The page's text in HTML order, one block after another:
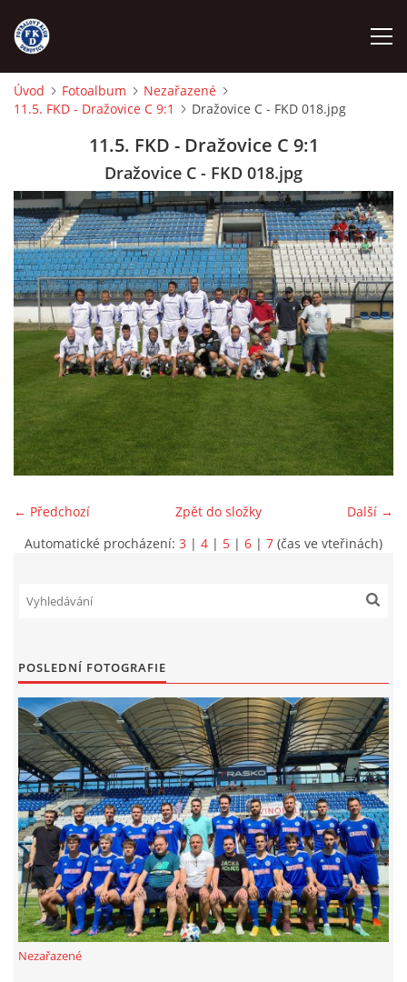
ÚVOD
FKD A
FKD B
STARŠÍ DOROST
STARŠÍ ŽÁCI
MLADŠÍ ŽÁCI
STARŠÍ PŘÍPRAVKA R 2012 + 2013
MLADŠÍ PŘÍPRAVKA R2014-2015
PODPORUJÍ NÁŠ KLUB
ARCHÍV
DOTACE
FKD, z.s.
Drnovice 704
68304 Drnovice
ičo 27005305
Úvod Fotoalbum
Nezařazené
11.5. FKD - Dražovice C 9:1
Dražovice C - FKD 018.jpg
11.5. FKD - Dražovice C 9:1
Dražovice C - FKD 018.jpg
← Předchozí Další →
Zpět do složky
Automatické procházení: 3 | 4 | 5 | 6 | 7 (čas ve vteřinách)
POSLEDNÍ FOTOGRAFIE
Nezařazené